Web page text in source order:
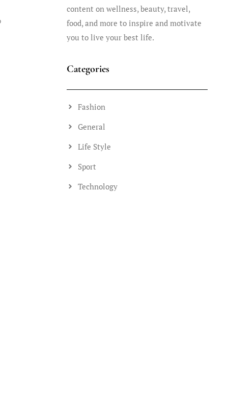
content on wellness, beauty, travel,
food, and more to inspire and motivate
you to live your best life.
Categories
Fashion
General
Life Style
Sport
Technology